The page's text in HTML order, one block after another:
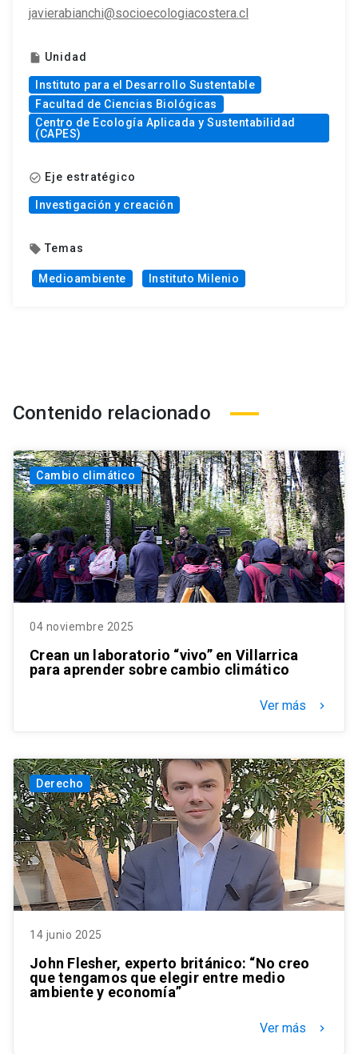
javierabianchi@socioecologiacostera.cl
insert_drive_file Unidad
Instituto para el Desarrollo Sustentable
Facultad de Ciencias Biológicas
Centro de Ecología Aplicada y Sustentabilidad
(CAPES)
check_circle_outline Eje estratégico
Investigación y creación
local_offer Temas
Medioambiente Instituto Milenio
Contenido relacionado
Cambio climático
04 noviembre 2025
Crean un laboratorio “vivo” en Villarrica
para aprender sobre cambio climático
Ver más keyboard_arrow_right
Derecho
14 junio 2025
John Flesher, experto británico: “No creo
que tengamos que elegir entre medio
ambiente y economía”
Ver más keyboard_arrow_right